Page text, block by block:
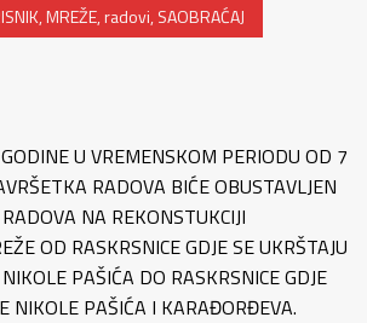
,MREŽE,radovi,SAOBRAĆAJ
U VREMENSKOM PERIODU OD 7
RADOVA BIĆE OBUSTAVLJEN
NA REKONSTUKCIJI
OD RASKRSNICE GDJE SE UKRŠTAJU
PAŠIĆA DO RASKRSNICE GDJE
NIKOLE PAŠIĆA I KARAĐORĐEVA.